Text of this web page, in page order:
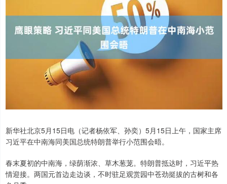
新华社北京5月15日电（记者杨依军、孙奕）5月15日上午，国家主席
习近平在中南海同美国总统特朗普举行小范围会晤。
春末夏初的中南海，绿荫渐浓、草木葱茏。特朗普抵达时，习近平热
情迎接。两国元首边走边谈，不时驻足观赏园中苍劲挺拔的古树和各